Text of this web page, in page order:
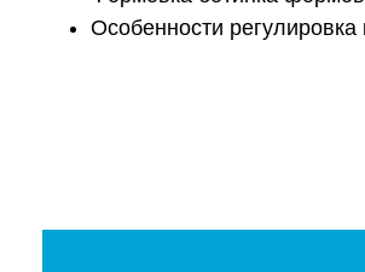
Особенности регулировка